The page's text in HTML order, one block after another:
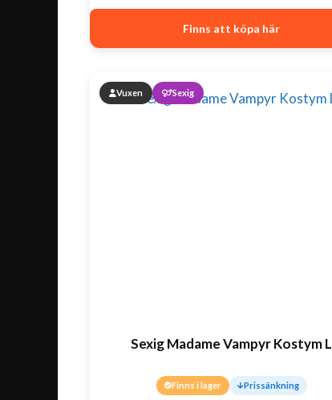
Finns att köpa här
Vuxen Sexig
Sexig Madame Vampyr Kostym L
Finns i lager Prissänkning